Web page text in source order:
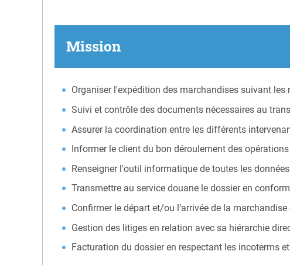
Mission
Organiser l'expédition des marchandises suivant
Suivi et contrôle des documents nécessaires au
Assurer la coordination entre les différents
Informer le client du bon déroulement des opérations
Renseigner l'outil informatique de toutes les
Transmettre au service douane le dossier en
Confirmer le départ et/ou l’arrivée de la
Gestion des litiges en relation avec sa hiérarchie
Facturation du dossier en respectant les incoterms